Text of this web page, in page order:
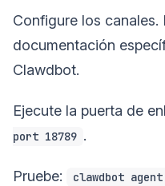
Configure los canales.
documentación
Clawdbot.
Ejecute la puerta de
port 18789 .
Pruebe: clawdbot